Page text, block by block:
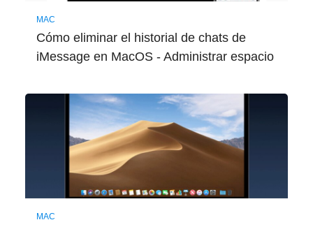
MAC
Cómo eliminar el historial de chats de
iMessage en MacOS - Administrar espacio
MAC